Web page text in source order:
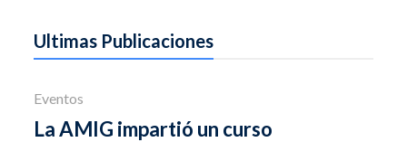
Ultimas Publicaciones
Eventos
La AMIG impartió un curso